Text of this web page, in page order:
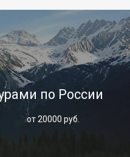
по России
от 20000 руб.